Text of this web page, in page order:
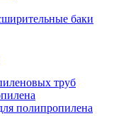
баки
труб
полипропилена